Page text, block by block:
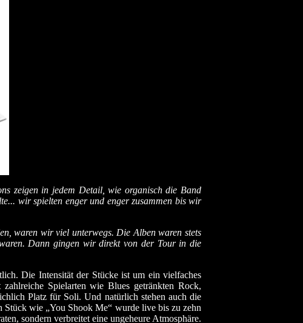
zeigen in jedem Detail, wie organisch die Band
wir spielten enger und enger zusammen bis wir
waren wir viel unterwegs. Die Alben waren stets
Dann gingen wir direkt von der Tour in die
Die Intensität der Stücke ist um ein vielfaches
Spielarten wie Blues getränkten Rock,
Platz für Soli. Und natürlich stehen auch die
wie „You Shook Me“ wurde live bis zu zehn
sondern verbreitet eine ungeheure Atmosphäre.